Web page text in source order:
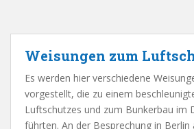
Weisungen zum
Es werden hier verschiedene
vorgestellt, die zu einem
Luftschutzes und zum Bunkerbau im
führten. An der Besprechung in Berlin